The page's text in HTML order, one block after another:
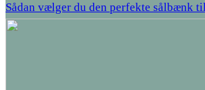
Sådan vælger du den perfekte sålbænk